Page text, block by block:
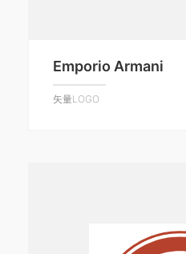
Emporio Armani
矢量LOGO